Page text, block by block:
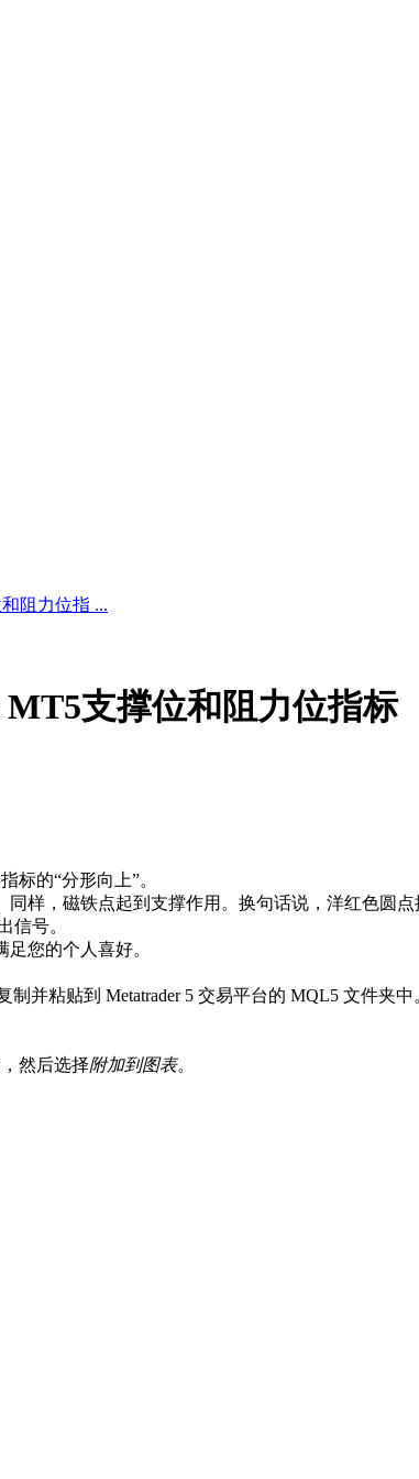
和阻力位指 ...
MT5支撑位和阻力位指标
标的“分形向上”。
样，磁铁点起到支撑作用。换句话说，洋红色圆点
信号。
您的个人喜好。
制并粘贴到 Metatrader 5 交易平台的 MQL5 文件夹中
然后选择附加到图表。